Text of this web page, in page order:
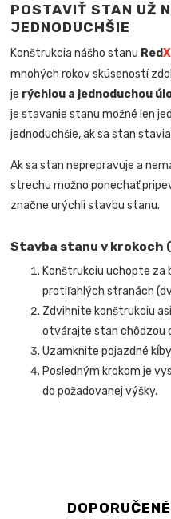
POSTAVIŤ STAN UŽ
JEDNODUCHŠIE
Konštrukcia nášho stanu RedX
mnohých rokov skúseností
je rýchlou a jednoduchou
je stavanie stanu možné len
jednoduchšie, ak sa stan
Ak sa stan neprepravuje a
strechu možno ponechať
značne urýchli stavbu stanu.
Stavba stanu v krokoch
Konštrukciu uchopte za
protiľahlých stranách
Zdvihnite konštrukciu
otvárajte stan chôdzou
Uzamknite pojazdné
Posledným krokom je
do požadovanej výšky.
DOPORUČENÉ